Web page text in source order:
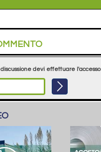
devi effettuare l'accesso